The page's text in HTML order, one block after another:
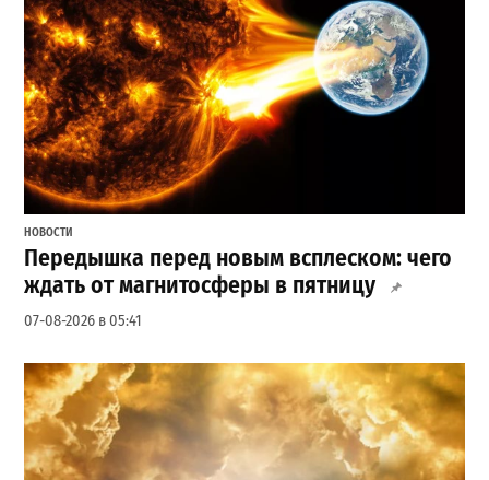
НОВОСТИ
Передышка перед новым всплеском: чего
ждать от магнитосферы в пятницу
07-08-2026 в 05:41